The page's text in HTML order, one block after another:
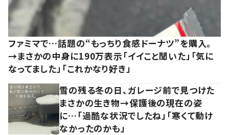
ファミマで…話題の“もっちり食感ドーナツ”を購入。
→まさかの中身に190万表示「イイこと聞いた」「気に
なってました」「これかなり好き」
雪の残る冬の日、ガレージ前で見つけた
まさかの生き物→保護後の現在の姿
に…「過酷な状況でしたね」「寒くて動け
なかったのかも」